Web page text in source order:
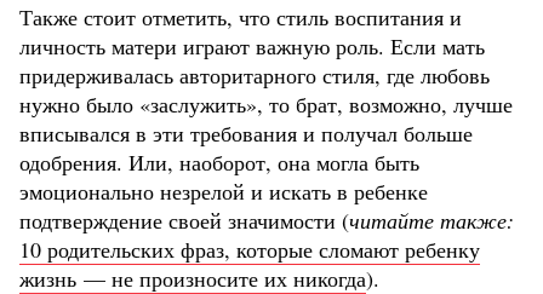
Также стоит отметить, что стиль воспитания и
личность матери играют важную роль. Если мать
придерживалась авторитарного стиля, где любовь
нужно было «заслужить», то брат, возможно, лучше
вписывался в эти требования и получал больше
одобрения. Или, наоборот, она могла быть
эмоционально незрелой и искать в ребенке
подтверждение своей значимости (читайте также:
10 родительских фраз, которые сломают ребенку
жизнь — не произносите их никогда).